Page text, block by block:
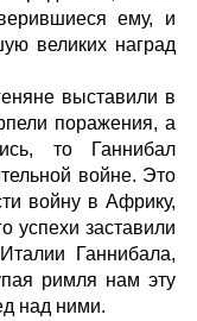
ему, и
великих наград
выставили в
поражения, а
то Ганнибал
войне. Это
войну в Африку,
успехи заставили
Ганнибала,
римля нам эту
над ними.